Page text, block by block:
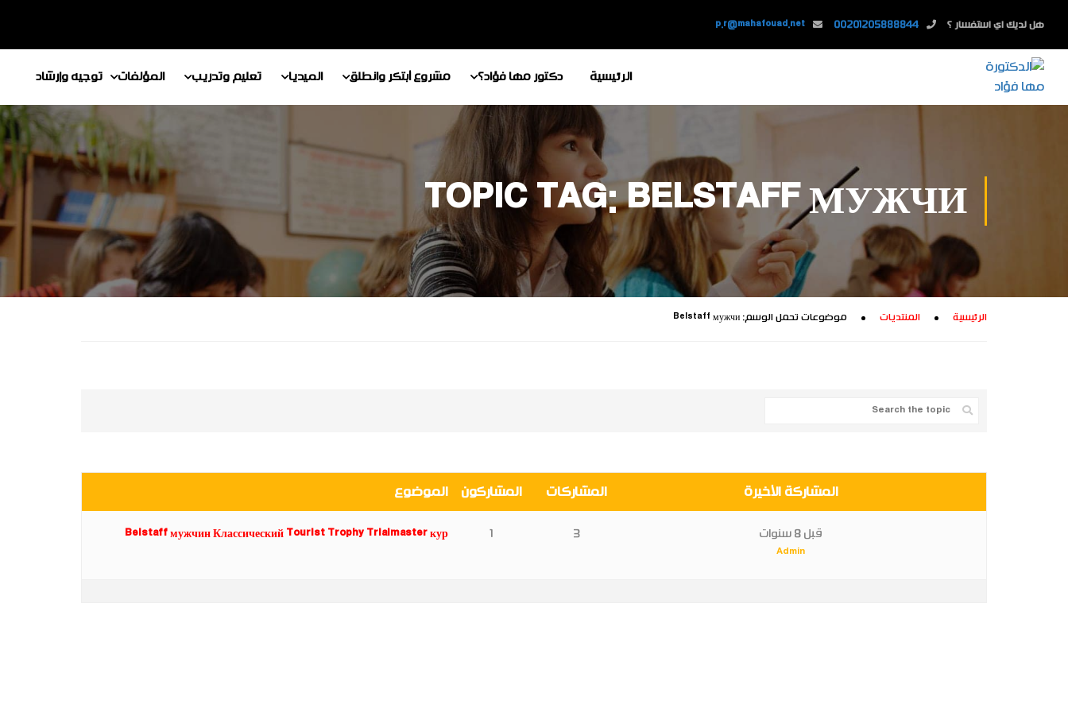
هل لديك اي استفسار ؟ 00201205888844
p.r@mahafouad.net
الرئيسية دكتور مها فؤاد؟ مشروع أبتكر وانطلق الميديا تعليم وتدريب المؤلفات توجيه وإرشاد
TOPIC TAG: BELSTAFF МУЖЧИ
الرئيسية المنتديات موضوعات تحمل الوسم: Belstaff мужчи
الموضوع المشاركون المشاركات المشاركة الأخيرة
Belstaff мужчин Классический Tourist Trophy Trialmaster кур 1 3 قبل 8 سنوات
Admin